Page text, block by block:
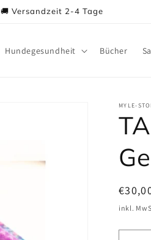
🚚 Versandzeit 2-4 Tage
Hundegesundheit Bücher
MYLE-
Preis
inkl.